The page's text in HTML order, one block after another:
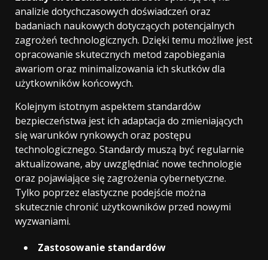
analizie dotychczasowych doświadczeń oraz
badaniach naukowych dotyczących potencjalnych
zagrożeń technologicznych. Dzięki temu możliwe jest
opracowanie skutecznych metod zapobiegania
awariom oraz minimalizowania ich skutków dla
użytkowników końcowych.
Kolejnym istotnym aspektem standardów
bezpieczeństwa jest ich adaptacja do zmieniających
się warunków rynkowych oraz postępu
technologicznego. Standardy muszą być regularnie
aktualizowane, aby uwzględniać nowe technologie
oraz pojawiające się zagrożenia cybernetyczne.
Tylko poprzez elastyczne podejście można
skutecznie chronić użytkowników przed nowymi
wyzwaniami.
Zastosowanie standardów